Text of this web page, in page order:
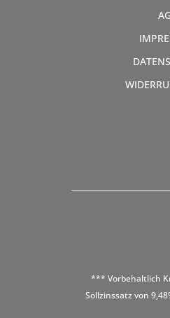
*** Vorbehaltlich
Sollzinssatz von